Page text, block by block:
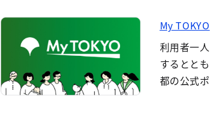
My TOKYO
利用者一
するとと
都の公式